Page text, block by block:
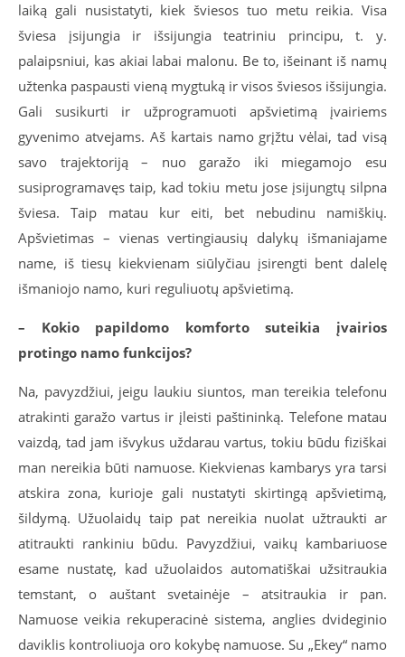
laiką gali nusistatyti, kiek šviesos tuo metu reikia. Visa
šviesa įsijungia ir išsijungia teatriniu principu, t. y.
palaipsniui, kas akiai labai malonu. Be to, išeinant iš namų
užtenka paspausti vieną mygtuką ir visos šviesos išsijungia.
Gali susikurti ir užprogramuoti apšvietimą įvairiems
gyvenimo atvejams. Aš kartais namo grįžtu vėlai, tad visą
savo trajektoriją – nuo garažo iki miegamojo esu
susiprogramavęs taip, kad tokiu metu jose įsijungtų silpna
šviesa. Taip matau kur eiti, bet nebudinu namiškių.
Apšvietimas – vienas vertingiausių dalykų išmaniajame
name, iš tiesų kiekvienam siūlyčiau įsirengti bent dalelę
išmaniojo namo, kuri reguliuotų apšvietimą.
– Kokio papildomo komforto suteikia įvairios
protingo namo funkcijos?
Na, pavyzdžiui, jeigu laukiu siuntos, man tereikia telefonu
atrakinti garažo vartus ir įleisti paštininką. Telefone matau
vaizdą, tad jam išvykus uždarau vartus, tokiu būdu fiziškai
man nereikia būti namuose. Kiekvienas kambarys yra tarsi
atskira zona, kurioje gali nustatyti skirtingą apšvietimą,
šildymą. Užuolaidų taip pat nereikia nuolat užtraukti ar
atitraukti rankiniu būdu. Pavyzdžiui, vaikų kambariuose
esame nustatę, kad užuolaidos automatiškai užsitraukia
temstant, o auštant svetainėje – atsitraukia ir pan.
Namuose veikia rekuperacinė sistema, anglies dvideginio
daviklis kontroliuoja oro kokybę namuose. Su „Ekey“ namo